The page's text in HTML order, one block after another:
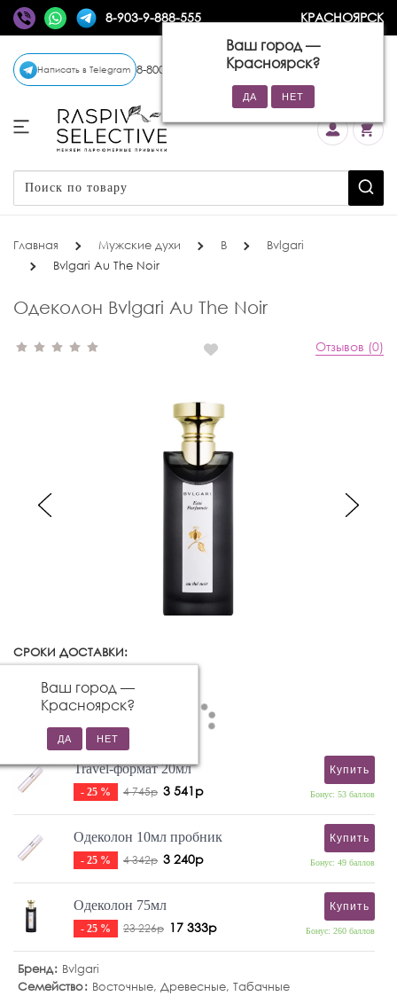
8-903-9-888-555 КРАСНОЯРСК
Ваш город —
Красноярск?
Написать в Telegram 8-800-770-72-34 (бесплатно)
Главная Мужские духи B
Bvlgari
Bvlgari Au The Noir
Одеколон Bvlgari Au The Noir
Отзывов (0)
СРОКИ ДОСТАВКИ:
Ваш город —
Красноярск?
Travel-формат 20мл
- 25 % 4 745р 3 541р
Купить
Бонус: 53 баллов
Одеколон 10мл пробник
- 25 % 4 342р 3 240р
Купить
Бонус: 49 баллов
Одеколон 75мл
- 25 % 23 226р 17 333р
Купить
Бонус: 260 баллов
Бренд
Bvlgari
Семейство
Восточные, Древесные, Табачные